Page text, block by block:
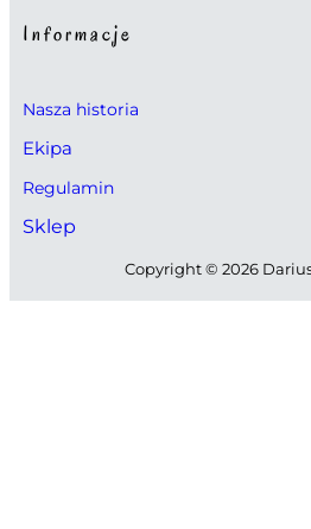
Informacje
Nasza historia
Ekipa
Regulamin
Sklep
Copyright © 2026